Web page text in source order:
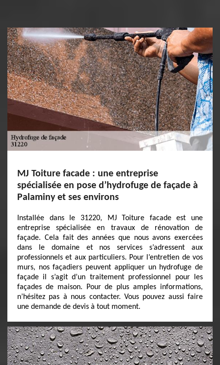
MJ Toiture facade : une entreprise
spécialisée en pose d’hydrofuge de façade à
Palaminy et ses environs
Installée dans le 31220, MJ Toiture facade est une
entreprise spécialisée en travaux de rénovation de
façade. Cela fait des années que nous avons exercées
dans le domaine et nos services s’adressent aux
professionnels et aux particuliers. Pour l’entretien de vos
murs, nos façadiers peuvent appliquer un hydrofuge de
façade il s’agit d’un traitement professionnel pour les
façades de maison. Pour de plus amples informations,
n’hésitez pas à nous contacter. Vous pouvez aussi faire
une demande de devis à tout moment.